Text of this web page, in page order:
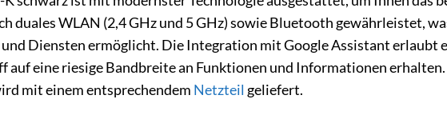
duales WLAN (2,4 GHz und 5 GHz) sowie Bluetooth gewährleistet,
Diensten ermöglicht. Die Integration mit Google Assistant erlaubt
auf eine riesige Bandbreite an Funktionen und Informationen
mit einem entsprechendem Netzteil geliefert.